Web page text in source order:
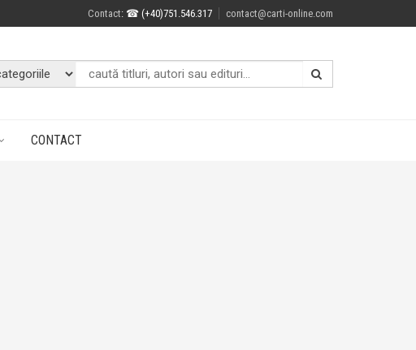
Contact: ☎ (+40)751.546.317 contact@carti-online.com
CONTACT